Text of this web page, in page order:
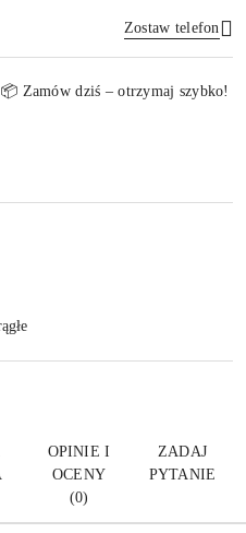
Zostaw telefon
Zamów dziś – otrzymaj szybko!
OPINIE I
OCENY
(0)
ZADAJ
PYTANIE